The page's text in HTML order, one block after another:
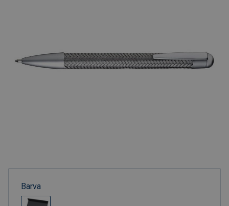
Barva